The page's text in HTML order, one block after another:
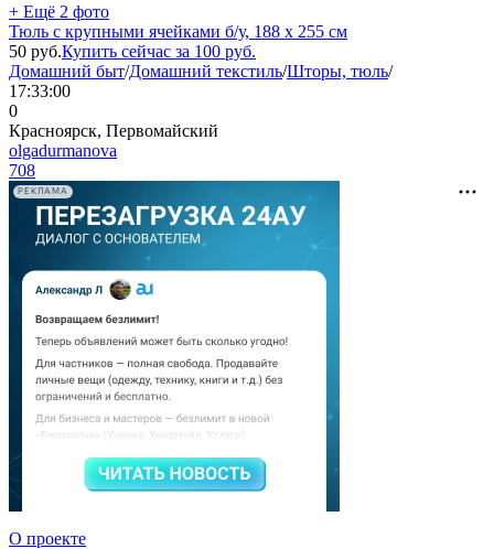
+ Ещё 2 фото
Тюль с крупными ячейками б/у, 188 х 255 см
50 руб.Купить сейчас за 100 руб.
Домашний быт/Домашний текстиль/Шторы, тюль/
17:33:00
0
Красноярск, Первомайский
olgadurmanova
708
РЕКЛАМА
О проекте